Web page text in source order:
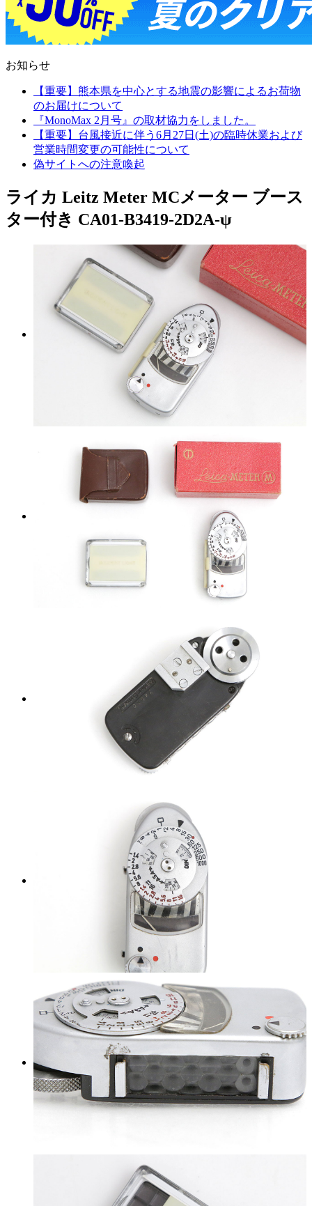
お知らせ
【重要】熊本県を中心とする地震の影響によるお荷物
のお届けについて
『MonoMax 2月号』の取材協力をしました。
【重要】台風接近に伴う6月27日(土)の臨時休業および
営業時間変更の可能性について
偽サイトへの注意喚起
ライカ Leitz Meter MCメーター ブース
ター付き CA01-B3419-2D2A-ψ